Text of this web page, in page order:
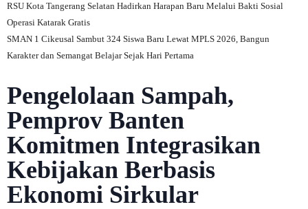
RSU Kota Tangerang Selatan Hadirkan Harapan Baru Melalui Bakti Sosial
Operasi Katarak Gratis
SMAN 1 Cikeusal Sambut 324 Siswa Baru Lewat MPLS 2026, Bangun
Karakter dan Semangat Belajar Sejak Hari Pertama
Pengelolaan Sampah,
Pemprov Banten
Komitmen Integrasikan
Kebijakan Berbasis
Ekonomi Sirkular